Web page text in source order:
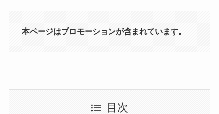
本ページはプロモーションが含まれています。
目次